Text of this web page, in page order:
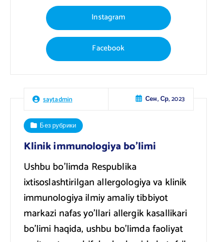
Instagram
Facebook
saytadmin Сен, Ср, 2023
Без рубрики
Klinik immunologiya bo’limi
Ushbu bo’limda Respublika
ixtisoslashtirilgan allergologiya va klinik
immunologiya ilmiy amaliy tibbiyot
markazi nafas yo’llari allergik kasallikari
bo’limi haqida, ushbu bo’limda faoliyat